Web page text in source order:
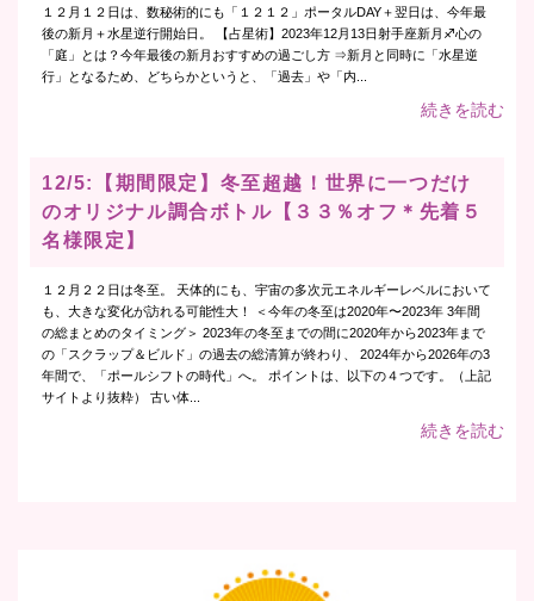
１２月１２日は、数秘術的にも「１２１２」ポータルDAY＋翌日は、今年最
後の新月＋水星逆行開始日。 【占星術】2023年12月13日射手座新月♐心の
「庭」とは？今年最後の新月おすすめの過ごし方 ⇒新月と同時に「水星逆
行」となるため、どちらかというと、「過去」や「内...
続きを読む
12/5:【期間限定】冬至超越！世界に一つだけ
のオリジナル調合ボトル【３３％オフ＊先着５
名様限定】
１２月２２日は冬至。 天体的にも、宇宙の多次元エネルギーレベルにおいて
も、大きな変化が訪れる可能性大！ ＜今年の冬至は2020年〜2023年 3年間
の総まとめのタイミング＞ 2023年の冬至までの間に2020年から2023年まで
の「スクラップ＆ビルド」の過去の総清算が終わり、 2024年から2026年の3
年間で、「ポールシフトの時代」へ。 ポイントは、以下の４つです。（上記
サイトより抜粋） 古い体...
続きを読む